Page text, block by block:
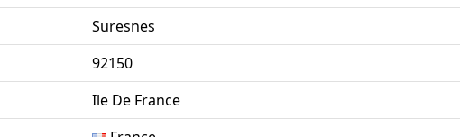
Suresnes
92150
Ile De France